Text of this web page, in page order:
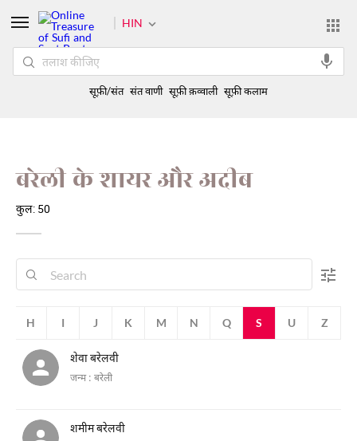
बरेली के शायर और अदीब
कुल: 50
H I J K M N Q S U Z
शेवा बरेलवी
जन्म : बरेली
शमीम बरेलवी
HIN
सूफ़ी/संत संत वाणी सूफ़ी क़व्वाली सूफ़ी कलाम